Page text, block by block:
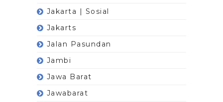
Jakarta | Sosial
Jakarts
Jalan Pasundan
Jambi
Jawa Barat
Jawabarat